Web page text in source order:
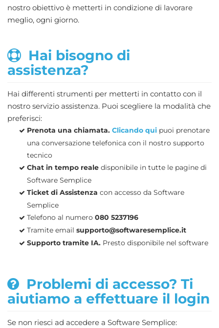
nostro obiettivo è metterti in condizione di lavorare
meglio, ogni giorno.
Hai bisogno di
assistenza?
Hai differenti strumenti per metterti in contatto con il
nostro servizio assistenza. Puoi scegliere la modalità che
preferisci:
Prenota una chiamata. Clicando qui puoi prenotare
una conversazione telefonica con il nostro supporto
tecnico
Chat in tempo reale disponibile in tutte le pagine di
Software Semplice
Ticket di Assistenza con accesso da Software
Semplice
Telefono al numero 080 5237196
Tramite email supporto@softwaresemplice.it
Supporto tramite IA. Presto disponibile nel software
Problemi di accesso? Ti
aiutiamo a effettuare il login
Se non riesci ad accedere a Software Semplice: